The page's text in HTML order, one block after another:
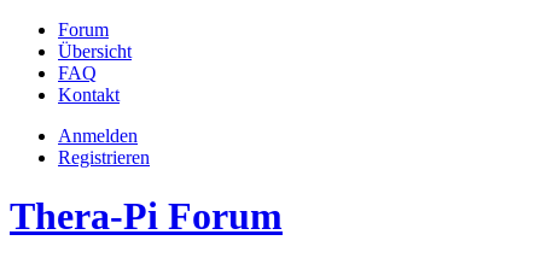
Forum
Übersicht
FAQ
Kontakt
Anmelden
Registrieren
Thera-Pi Forum